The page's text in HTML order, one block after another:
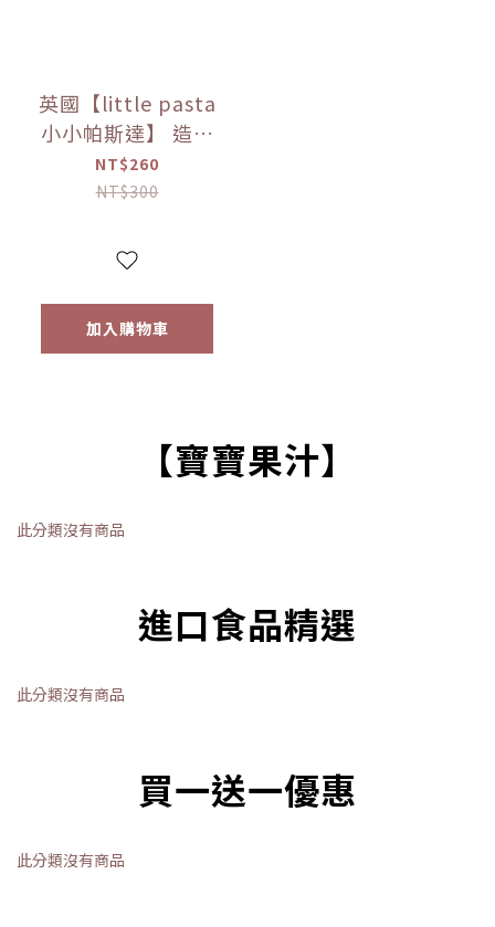
英國【little pasta
小小帕斯達】 造型
義大利麵300g｜動
物｜泰迪熊｜交通
【優惠限定】
NT$260
NT$300
加入購物車
【寶寶果汁】
此分類沒有商品
進口食品精選
此分類沒有商品
買一送一優惠
此分類沒有商品